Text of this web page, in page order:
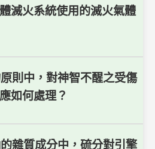
滅火系統使用的滅火氣體
則中，對神智不醒之受傷
如何處理？
雜質成分中，硫分對引擎